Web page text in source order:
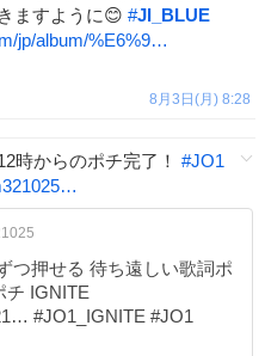
ますように😊 #JI_BLUE
jp/album/%E6%9…
8月3日(月) 8:28
時からのポチ完了！ #JO1
つ押せる 待ち遠しい歌詞ポ